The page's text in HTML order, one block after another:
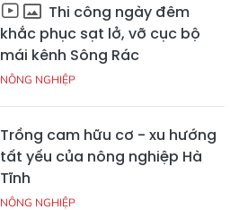
Thi công ngày đêm
khắc phục sạt lở, vỡ cục bộ
mái kênh Sông Rác
NÔNG NGHIỆP
Trồng cam hữu cơ - xu hướng
tất yếu của nông nghiệp Hà
Tĩnh
NÔNG NGHIỆP